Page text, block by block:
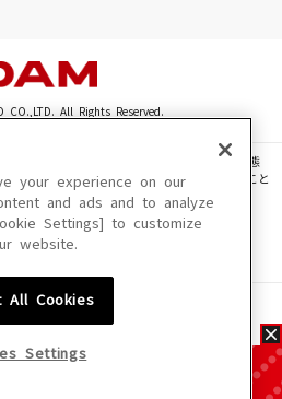
CO.,LTD. All Rights Reserved.
章・画像・写真・動画・音声等を、手段や形態
えて無断で複製、転載、ファイル化などすること
利用いただけない場合があります。
容が変更になる場合があります。
your experience on our
and ads and to analyze
Settings] to customize
website.
All Cookies
Settings